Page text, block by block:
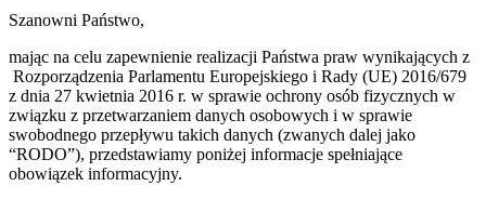
Szanowni Państwo,
mając na celu zapewnienie realizacji Państwa praw wynikających z
Rozporządzenia Parlamentu Europejskiego i Rady (UE) 2016/679
z dnia 27 kwietnia 2016 r. w sprawie ochrony osób fizycznych w
związku z przetwarzaniem danych osobowych i w sprawie
swobodnego przepływu takich danych (zwanych dalej jako
“RODO”), przedstawiamy poniżej informacje spełniające
obowiązek informacyjny.